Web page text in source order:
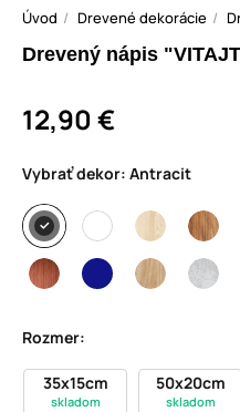
Úvod Drevené dekorácie
Drevený nápis
12,90 €
Vybrať dekor: Antracit
Rozmer:
35x15cm
skladom
50x20cm
skladom